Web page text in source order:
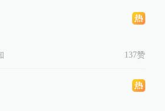
137赞